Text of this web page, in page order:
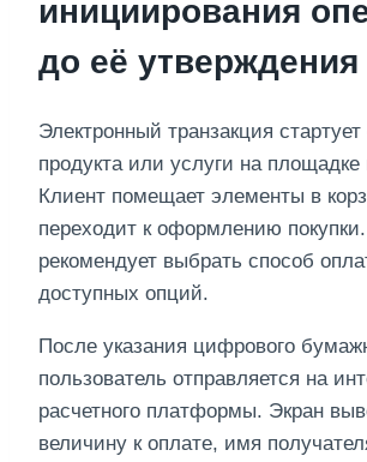
инициирования
до её утверждения
Электронный транзакция
продукта или услуги на площадке
Клиент помещает элементы в
переходит к оформлению
рекомендует выбрать способ
доступных опций.
После указания цифрового
пользователь отправляется на
расчетного платформы. Экран
величину к оплате, имя